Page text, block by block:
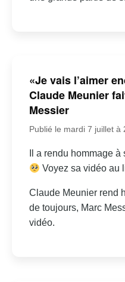
«Je vais l’aimer
Claude Meunier
Messier
Publié le mardi 7 juillet à
Il a rendu hommage
Voyez sa vidéo au
Claude Meunier rend
de toujours, Marc
vidéo.